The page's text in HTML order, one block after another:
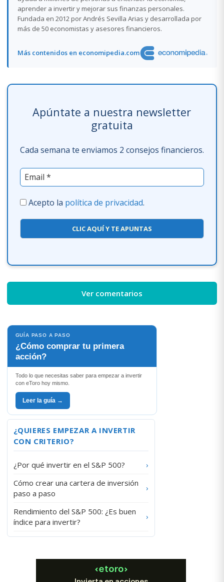
aprender a invertir y mejorar sus finanzas personales.
Fundada en 2012 por Andrés Sevilla Arias y desarrollada por
más de 50 economistas y asesores financieros.
Más contenidos en economipedia.com
Apúntate a nuestra newsletter
gratuita
Cada semana te enviamos 2 consejos financieros.
Acepto la política de privacidad.
CLIC AQUÍ Y TE APUNTAS
Ver comentarios
GUÍA PASO A PASO
¿Cómo comprar tu primera
acción?
Todo lo que necesitas saber para empezar a invertir
con eToro hoy mismo.
Leer la guía →
¿QUIERES EMPEZAR A INVERTIR
CON CRITERIO?
¿Por qué invertir en el S&P 500?
›
Cómo crear una cartera de inversión
paso a paso
›
Rendimiento del S&P 500: ¿Es buen
índice para invertir?
›